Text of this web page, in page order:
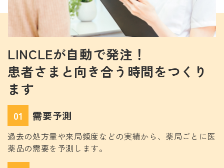
LINCLEが自動で発注！
患者さまと向き合う時間をつくり
ます
01 需要予測
過去の処方量や来局頻度などの実績から、薬局ごとに医
薬品の需要を予測します。